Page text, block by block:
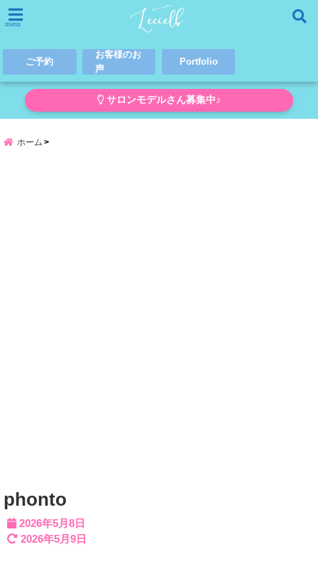
menu
ご予約
お客様のお
声
Portfolio
サロンモデルさん募集中♪
ホーム
phonto
2026年5月8日
2026年5月9日